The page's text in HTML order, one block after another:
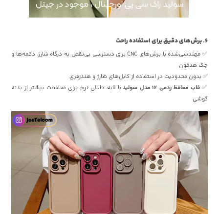
6. برش‌های دقیق برای استفاده راحت
✅ مهندسی‌شده با برش‌های CNC برای دسترسی بی‌نقص به درگاه شارژ، دکمه‌ها و
جک هدفون
✅ بدون محدودیت در استفاده از کابل‌های شارژ و هندزفری
✅قاب محافظ ردمی 12 مدل سولید
با لایه داخلی نرم برای محافظت بیشتر از بدنه
گوشی